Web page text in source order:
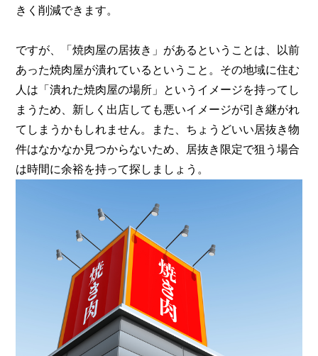
きく削減できます。
ですが、「焼肉屋の居抜き」があるということは、以前
あった焼肉屋が潰れているということ。その地域に住む
人は「潰れた焼肉屋の場所」というイメージを持ってし
まうため、新しく出店しても悪いイメージが引き継がれ
てしまうかもしれません。また、ちょうどいい居抜き物
件はなかなか見つからないため、居抜き限定で狙う場合
は時間に余裕を持って探しましょう。